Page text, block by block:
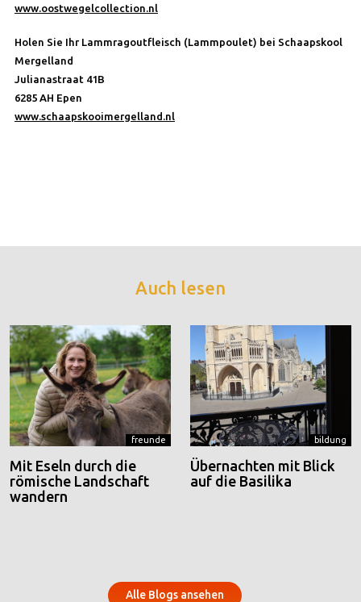
www.oostwegelcollection.nl
Holen Sie Ihr Lammragoutfleisch (Lammpoulet) bei Schaapskool
Mergelland
Julianastraat 41B
6285 AH Epen
www.schaapskooimergel­land.nl
Auch lesen
freunde
Mit Eseln durch die
römische Landschaft
wandern
bildung
Übernachten mit Blick
auf die Basilika
Alle Blogs ansehen